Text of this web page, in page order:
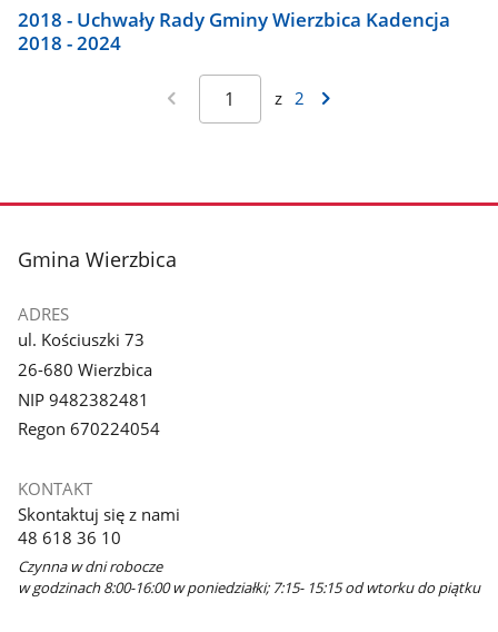
2018 - Uchwały Rady Gminy Wierzbica Kadencja
2018 - 2024
z 2
stopka
Gmina Wierzbica
ADRES
ul. Kościuszki 73
26-680 Wierzbica
NIP 9482382481
Regon 670224054
KONTAKT
Skontaktuj się z nami
48 618 36 10
Czynna w dni robocze
w godzinach 8:00-16:00 w poniedziałki; 7:15- 15:15 od wtorku do piątku